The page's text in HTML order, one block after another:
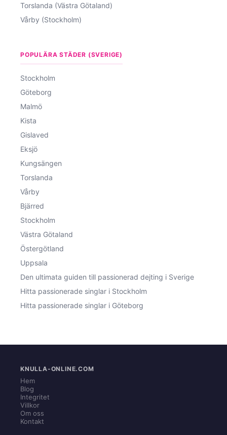
Torslanda (Västra Götaland)
Vårby (Stockholm)
POPULÄRA STÄDER (SVERIGE)
Stockholm
Göteborg
Malmö
Kista
Gislaved
Eksjö
Kungsängen
Torslanda
Vårby
Bjärred
Stockholm
Västra Götaland
Östergötland
Uppsala
Den ultimata guiden till passionerad dejting i Sverige
Hitta passionerade singlar i Stockholm
Hitta passionerade singlar i Göteborg
KNULLA-ONLINE.COM
Hem
Blog
Integritet
Villkor
Om oss
Kontakt